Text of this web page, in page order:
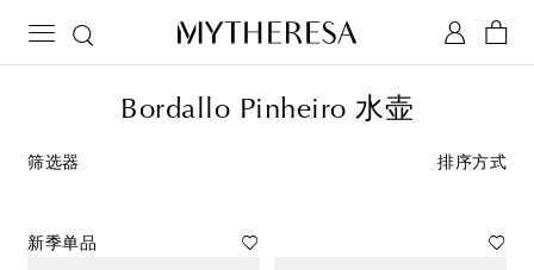
Bordallo Pinheiro 水壶
筛选器 排序方式
新季单品